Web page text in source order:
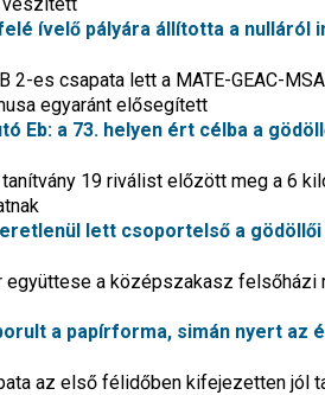
ívelő pályára állította a nulláról
2-es csapata lett a MATE-GEAC-
egyaránt elősegített
Eb: a 73. helyen ért célba a
tanítvány 19 riválist előzött meg a 6
lett csoportelső a
a középszakasz felsőházi
a papírforma, simán nyert az
az első félidőben kifejezetten jól